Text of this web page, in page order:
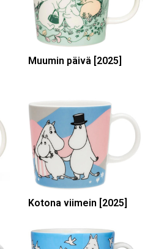
Muumin päivä [2025]
Kotona viimein [2025]